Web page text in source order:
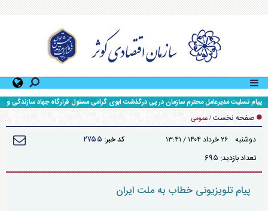
پیام تسلیت مدیرعامل محترم سازمان در پی درگذشت ابوی گرامی مسئول قرارگاه جهاد سازندگی و
محرومیت زدایی سپاه حضرت ولی عصر (عج) خوزستان
صفحه نخست / عمومی
دوشنبه ۲۶ خرداد ۱۴۰۴ / ۱۳:۴۱ کد خبر: ۲۷۵۵
تعداد بازدید: ۶۹۵
پیام تلویزیونی خطاب به ملت ایران